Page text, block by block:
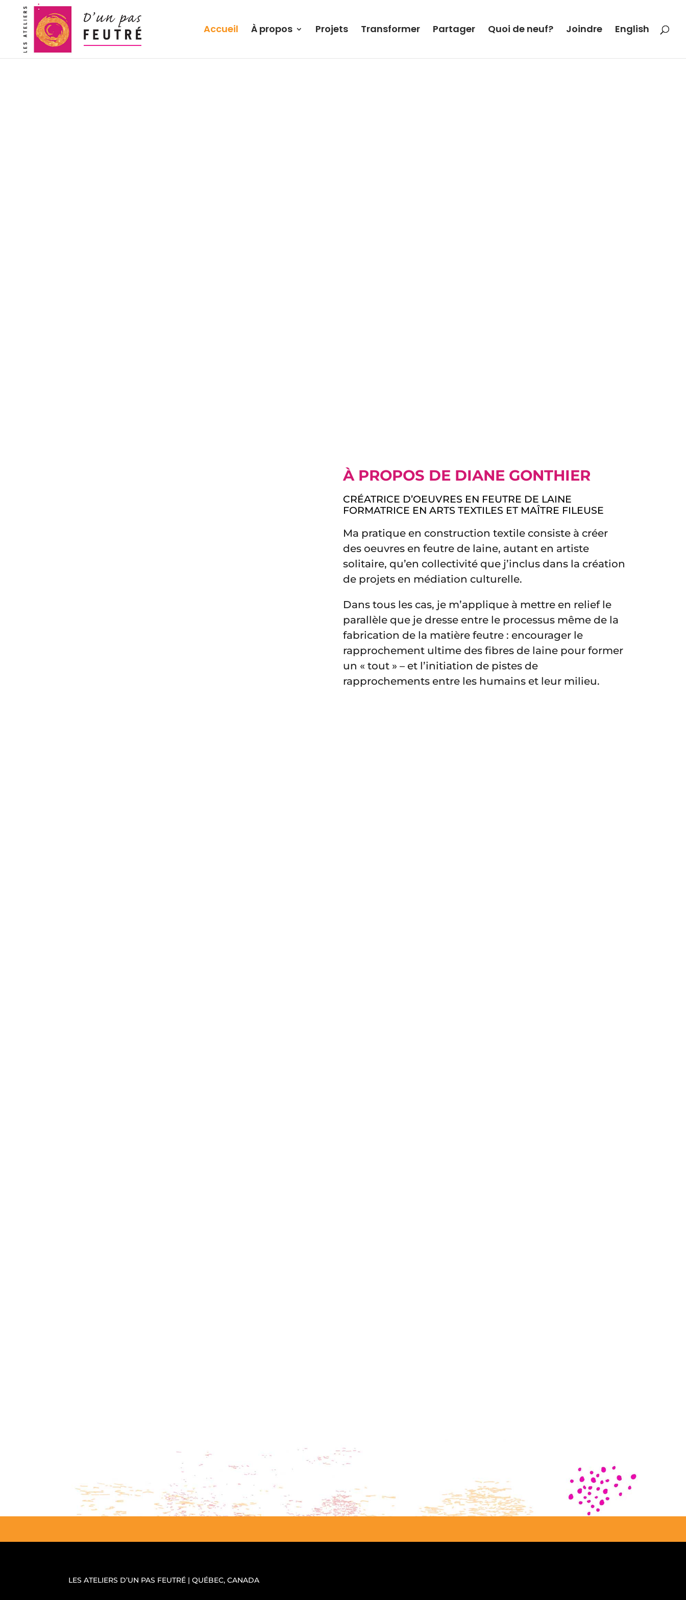
Accueil À propos Projets Transformer Partager Quoi de neuf? Joindre English
À PROPOS DE DIANE GONTHIER
CRÉATRICE D’OEUVRES EN FEUTRE DE LAINE
FORMATRICE EN ARTS TEXTILES ET MAÎTRE FILEUSE
Ma pratique en construction textile consiste à créer
des oeuvres en feutre de laine, autant en artiste
solitaire, qu’en collectivité que j’inclus dans la création
de projets en médiation culturelle.
Dans tous les cas, je m’applique à mettre en relief le
parallèle que je dresse entre le processus même de la
fabrication de la matière feutre : encourager le
rapprochement ultime des fibres de laine pour former
un « tout » – et l’initiation de pistes de
rapprochements entre les humains et leur milieu.
LES ATELIERS D’UN PAS FEUTRÉ | QUÉBEC, CANADA